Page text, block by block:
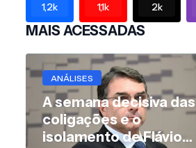
1,2k 1,1k 2k
MAIS ACESSADAS
ANÁLISES
A semana decisiva das
coligações e o
isolamento de Flávio